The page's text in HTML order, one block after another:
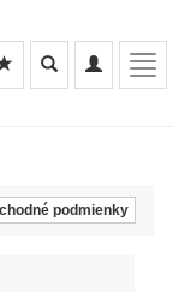
Toggle
navigation
Toggle
search
podmienky